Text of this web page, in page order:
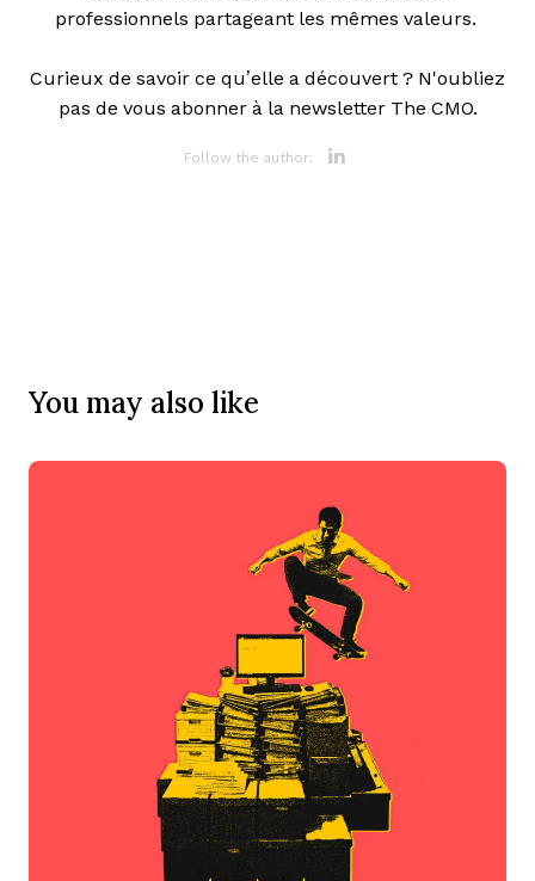
professionnels partageant les mêmes valeurs.
Curieux de savoir ce qu’elle a découvert ? N'oubliez
pas de vous abonner à la newsletter The CMO.
Follow the author:
You may also like